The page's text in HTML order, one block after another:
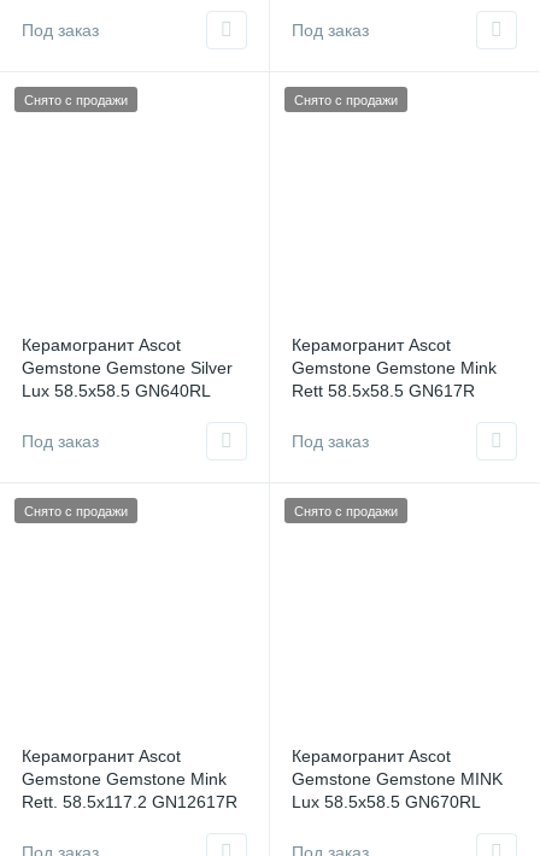
Под заказ
Под заказ
Снято с продажи
Керамогранит Ascot
Gemstone Gemstone Silver
Lux 58.5x58.5 GN640RL
Под заказ
Снято с продажи
Керамогранит Ascot
Gemstone Gemstone Mink
Rett 58.5x58.5 GN617R
Под заказ
Снято с продажи
Керамогранит Ascot
Gemstone Gemstone Mink
Rett. 58.5x117.2 GN12617R
Под заказ
Снято с продажи
Керамогранит Ascot
Gemstone Gemstone MINK
Lux 58.5x58.5 GN670RL
Под заказ